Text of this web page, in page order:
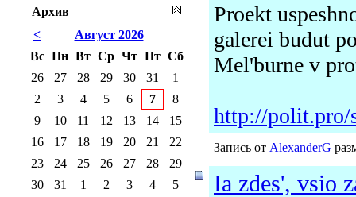
Proekt
galerei budut
Mel'burne v
http://polit.pro/
Запись от AlexanderG
Ia zdes', vsio
Архив
<
Август 2026
Вс Пн Вт Ср Чт Пт Сб
26
27 28 29 30 31
1
2
3 4 5 6 7
8
9
10 11 12 13 14
15
16
17 18 19 20 21
22
23
24 25 26 27 28
29
30
31 1 2 3 4 5